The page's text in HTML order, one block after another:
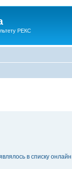
РЕКС
в списку онлайн